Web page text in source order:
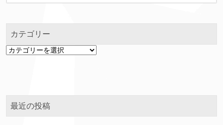
カテゴリー
カ
最近の投稿